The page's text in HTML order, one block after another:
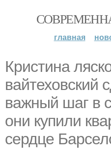
главная
Кристина
вайтеховский
важный шаг в
они купили
сердце